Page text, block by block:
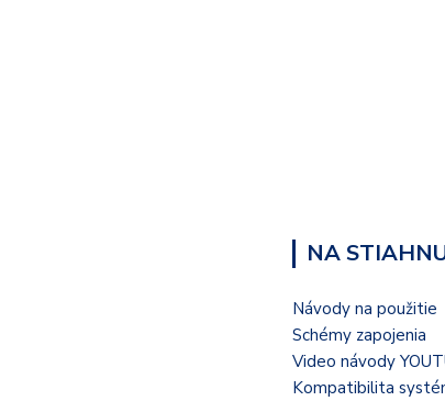
NA
Návody na použitie
Schémy zapojenia
Video návody
Kompatibilita